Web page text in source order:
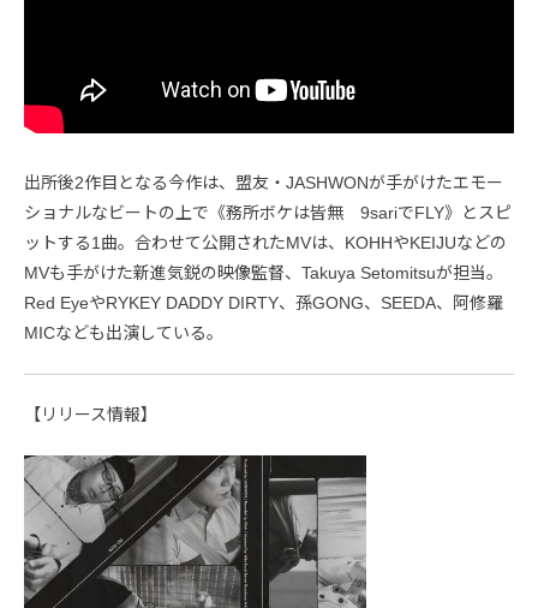
出所後2作目となる今作は、盟友・JASHWONが手がけたエモー
ショナルなビートの上で《務所ボケは皆無 9sariでFLY》とスピ
ットする1曲。合わせて公開されたMVは、KOHHやKEIJUなどの
MVも手がけた新進気鋭の映像監督、Takuya Setomitsuが担当。
Red EyeやRYKEY DADDY DIRTY、孫GONG、SEEDA、阿修羅
MICなども出演している。
【リリース情報】